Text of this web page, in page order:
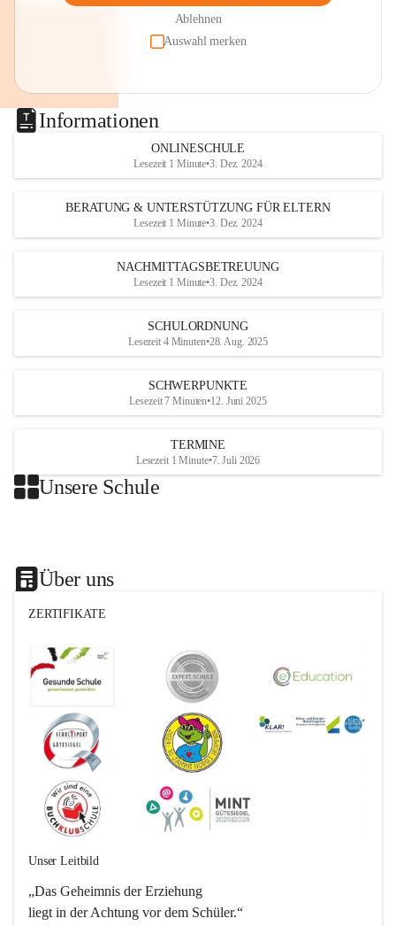
Ablehnen
Auswahl merken
Informationen
ONLINESCHULE
Lesezeit 1 Minute•3. Dez. 2024
BERATUNG & UNTERSTÜTZUNG FÜR ELTERN
Lesezeit 1 Minute•3. Dez. 2024
NACHMITTAGSBETREUUNG
Lesezeit 1 Minute•3. Dez. 2024
SCHULORDNUNG
Lesezeit 4 Minuten•28. Aug. 2025
SCHWERPUNKTE
Lesezeit 7 Minuten•12. Juni 2025
TERMINE
Lesezeit 1 Minute•7. Juli 2026
Unsere Schule
Über uns
ZERTIFIKATE
Unser Leitbild
„Das Geheimnis der Erziehung
liegt in der Achtung vor dem Schüler.“